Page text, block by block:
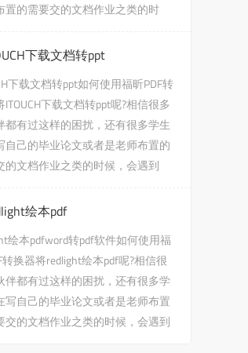
置的需要交的文档作业之类的时
下载文档转ppt
下载文档转ppt如何使用福昕PDF转
ITOUCH下载文档转ppt呢?相信很多
都有过这样的困扰，还有很多学生
自己的毕业论文或者是老师布置的
的文档作业之类的时候，会遇到
绘本pdf
绘本pdfword转pdf软件如何使用福
转换器将redlight绘本pdf呢?相信很
伴都有过这样的困扰，还有很多学
写自己的毕业论文或者是老师布置
交的文档作业之类的时候，会遇到